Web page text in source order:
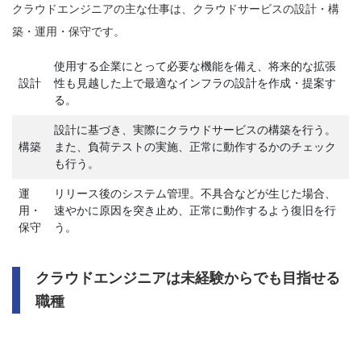
クラウドエンジニアの主な仕事は、クラウドサービスの設計・構
築・運用・保守です。
設計
使用する企業にとって必要な機能を備え、将来的な拡張
性も見越した上で最適なインフラの設計を作成・提案す
る。
構築
設計に基づき、実際にクラウドサービスの構築を行う。
また、負荷テストの実施、正常に動作するかのチェック
も行う。
運
用・
保守
リリース後のシステム管理。不具合などが生じた場合、
速やかに原因を突き止め、正常に動作するよう復旧を行
う。
クラウドエンジニアは未経験からでも目指せる
職種